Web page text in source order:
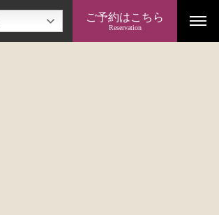
ご予約はこちら
Reservation